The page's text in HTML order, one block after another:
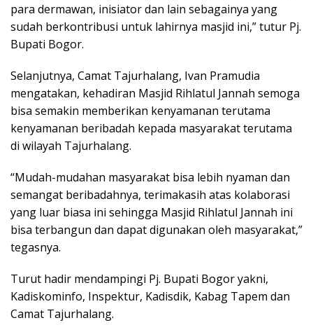
para dermawan, inisiator dan lain sebagainya yang
sudah berkontribusi untuk lahirnya masjid ini,” tutur Pj.
Bupati Bogor.
Selanjutnya, Camat Tajurhalang, Ivan Pramudia
mengatakan, kehadiran Masjid Rihlatul Jannah semoga
bisa semakin memberikan kenyamanan terutama
kenyamanan beribadah kepada masyarakat terutama
di wilayah Tajurhalang.
“Mudah-mudahan masyarakat bisa lebih nyaman dan
semangat beribadahnya, terimakasih atas kolaborasi
yang luar biasa ini sehingga Masjid Rihlatul Jannah ini
bisa terbangun dan dapat digunakan oleh masyarakat,”
tegasnya.
Turut hadir mendampingi Pj. Bupati Bogor yakni,
Kadiskominfo, Inspektur, Kadisdik, Kabag Tapem dan
Camat Tajurhalang.